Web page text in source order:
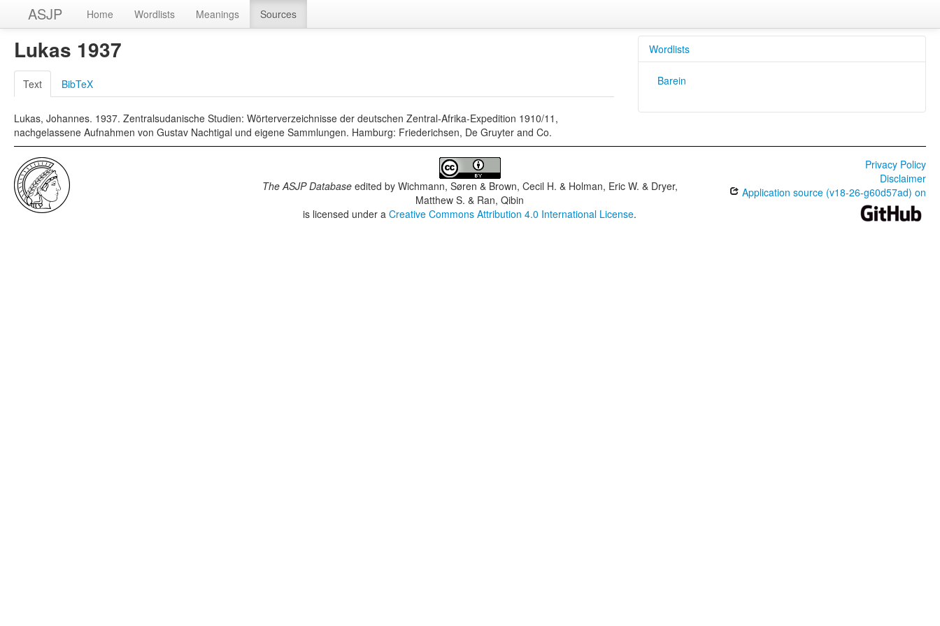
ASJP Home Wordlists Meanings Sources
Lukas 1937
Text BibTeX
Lukas, Johannes. 1937. Zentralsudanische Studien: Wörterverzeichnisse der deutschen Zentral-Afrika-Expedition 1910/11,
nachgelassene Aufnahmen von Gustav Nachtigal und eigene Sammlungen. Hamburg: Friederichsen, De Gruyter and Co.
Wordlists
Barein
The ASJP Databaseedited by Wichmann, Søren & Brown, Cecil H. & Holman, Eric W. & Dryer,
Matthew S. & Ran, Qibin
is licensed under aCreative Commons Attribution 4.0 International License.
Privacy Policy
Disclaimer
Application source (v18-26-g60d57ad) on